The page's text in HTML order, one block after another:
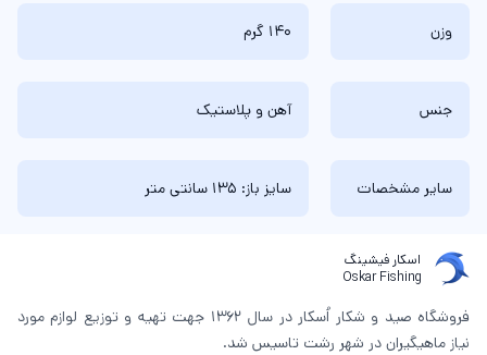
وزن 140 گرم
جنس آهن و پلاستیک
سایر مشخصات سایز باز: 135 سانتی متر
اسکار فیشینگ
Oskar Fishing
فروشگاه صید و شکار اُسکار در سال 1362 جهت تهیه و توزیع لوازم مورد
نیاز ماهیگیران در شهر رشت تاسیس شد.